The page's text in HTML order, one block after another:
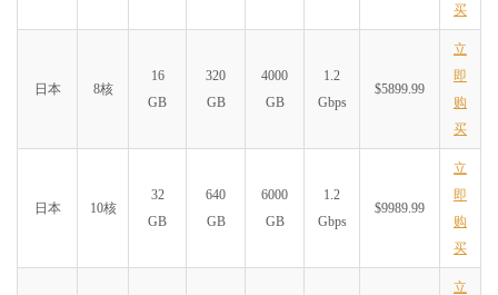
买
日本 8核
16
GB
320
GB
4000
GB
1.2
Gbps
$5899.99
立
即
购
买
日本 10核
32
GB
640
GB
6000
GB
1.2
Gbps
$9989.99
立
即
购
买
立